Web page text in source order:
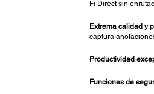
Fi Direct sin
Extrema calidad y
captura
Productividad
Funciones de